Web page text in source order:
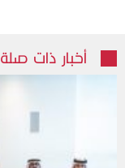
أخبار ذات صلة